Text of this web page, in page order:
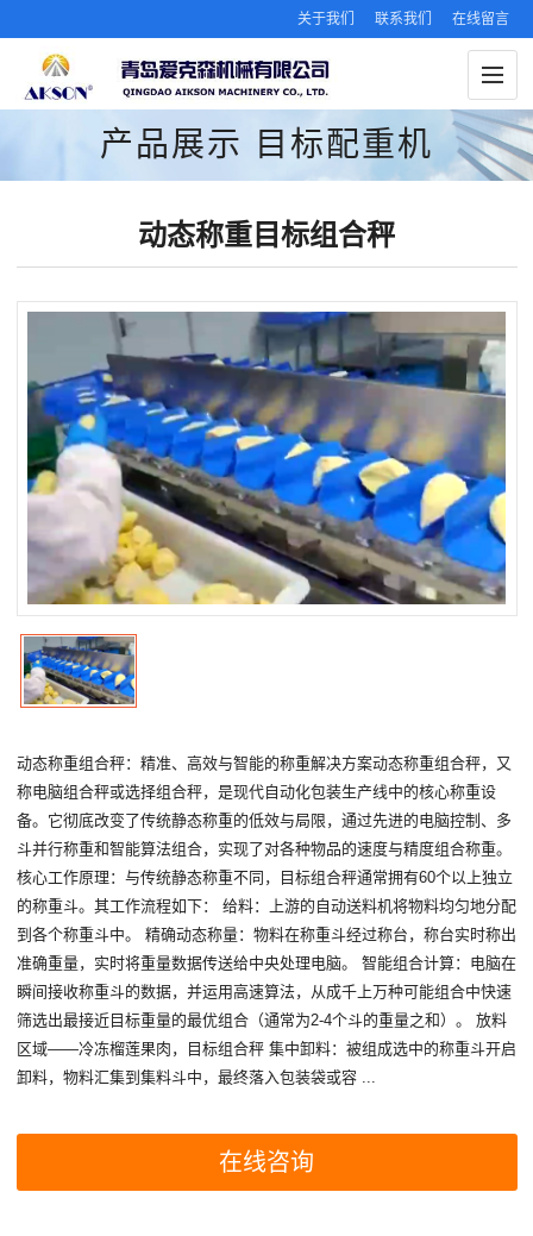
关于我们 联系我们 在线留言
产品展示 目标配重机
动态称重目标组合秤
动态称重组合秤：精准、高效与智能的称重解决方案动态称重组合秤，又
称电脑组合秤或选择组合秤，是现代自动化包装生产线中的核心称重设
备。它彻底改变了传统静态称重的低效与局限，通过先进的电脑控制、多
斗并行称重和智能算法组合，实现了对各种物品的速度与精度组合称重。
核心工作原理：与传统静态称重不同，目标组合秤通常拥有60个以上独立
的称重斗。其工作流程如下： 给料：上游的自动送料机将物料均匀地分配
到各个称重斗中。 精确动态称量：物料在称重斗经过称台，称台实时称出
准确重量，实时将重量数据传送给中央处理电脑。 智能组合计算：电脑在
瞬间接收称重斗的数据，并运用高速算法，从成千上万种可能组合中快速
筛选出最接近目标重量的最优组合（通常为2-4个斗的重量之和）。 放料
区域——冷冻榴莲果肉，目标组合秤 集中卸料：被组成选中的称重斗开启
卸料，物料汇集到集料斗中，最终落入包装袋或容 ...
在线咨询